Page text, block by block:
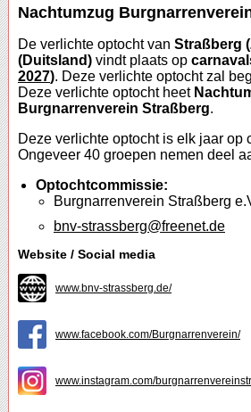
Nachtumzug
De verlichte optocht van Straßberg
(Duitsland) vindt plaats op
2027). Deze verlichte optocht zal
Deze verlichte optocht heet
Burgnarrenverein Straßberg.
Deze verlichte optocht is elk jaar op
Ongeveer 40 groepen nemen deel
Optochtcommissie:
Burgnarrenverein Straßberg
bnv-strassberg@freenet.de
Website / Social media
www.bnv-strassberg.de/
www.facebook.com/Burgnarrenverein/
www.instagram.com/